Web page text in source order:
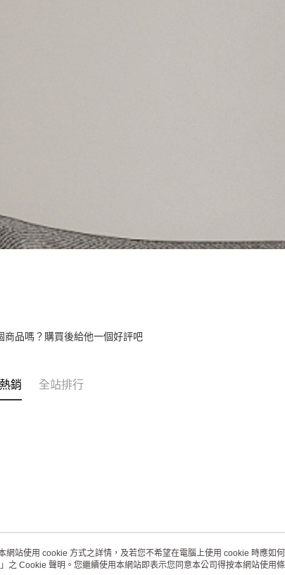
商品嗎？購買後給他一個好評吧
銷 全站排行
關於我們 客服資訊
網站使用 cookie 方式之詳情，及若您不希望在電腦上使用 cookie 時應如
」之 Cookie 聲明。您繼續使用本網站即表示您同意本公司得按本網站使用